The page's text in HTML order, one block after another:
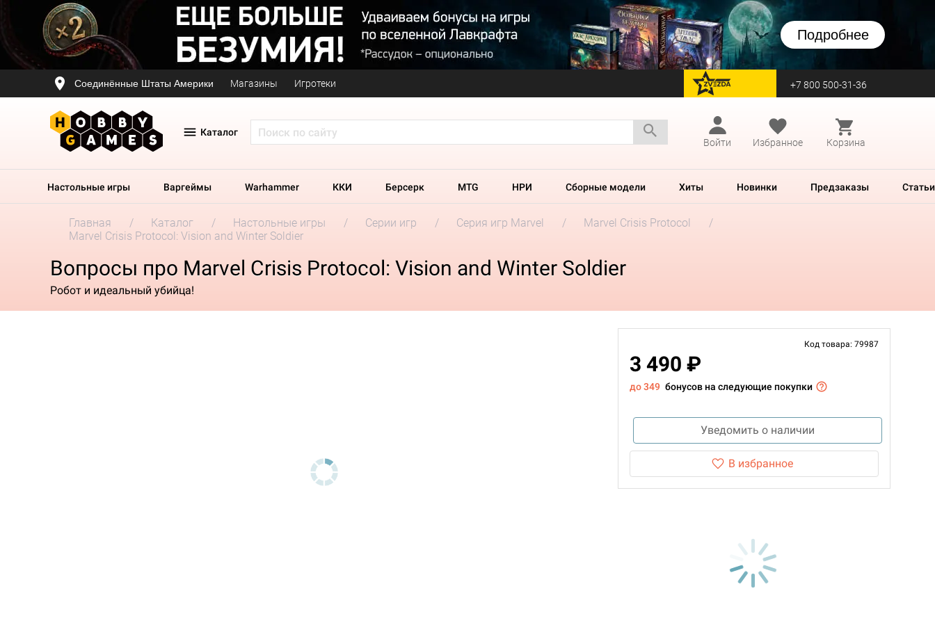
Подробнее
Соединённые Штаты Америки Магазины Игротеки перейти на Zvezda +7 800 500-31-36
Каталог
Войти
Избранное Корзина
Настольные игры Варгеймы Warhammer ККИ Берсерк MTG НРИ Сборные модели Хиты Новинки Предзаказы Статьи
Главная Каталог Настольные игры Серии игр Серия игр Marvel
Marvel Crisis Protocol
Marvel Crisis Protocol: Vision and Winter Soldier
Вопросы про Marvel Crisis Protocol: Vision and Winter Soldier
Робот и идеальный убийца!
Код товара: 79987
3 490 ₽
до 349 бонусов на следующие покупки
Уведомить о наличии
В избранное